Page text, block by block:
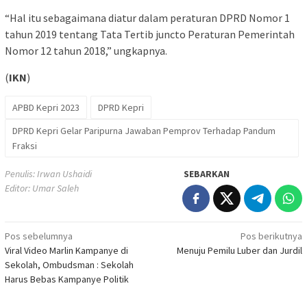
“Hal itu sebagaimana diatur dalam peraturan DPRD Nomor 1
tahun 2019 tentang Tata Tertib juncto Peraturan Pemerintah
Nomor 12 tahun 2018,” ungkapnya.
(IKN)
APBD Kepri 2023
DPRD Kepri
DPRD Kepri Gelar Paripurna Jawaban Pemprov Terhadap Pandum
Fraksi
Penulis: Irwan Ushaidi
Editor: Umar Saleh
SEBARKAN
Navigasi
pos
Pos sebelumnya
Viral Video Marlin Kampanye di
Sekolah, Ombudsman : Sekolah
Harus Bebas Kampanye Politik
Pos berikutnya
Menuju Pemilu Luber dan Jurdil